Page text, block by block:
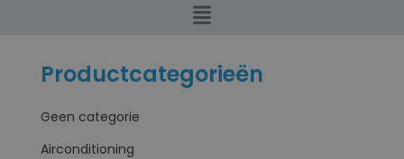
Productcategorieën
Geen categorie
Airconditioning